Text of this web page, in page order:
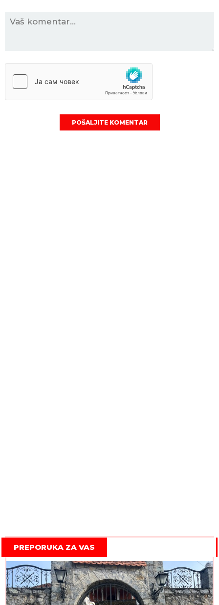
POŠALJITE KOMENTAR
PREPORUKA ZA VAS